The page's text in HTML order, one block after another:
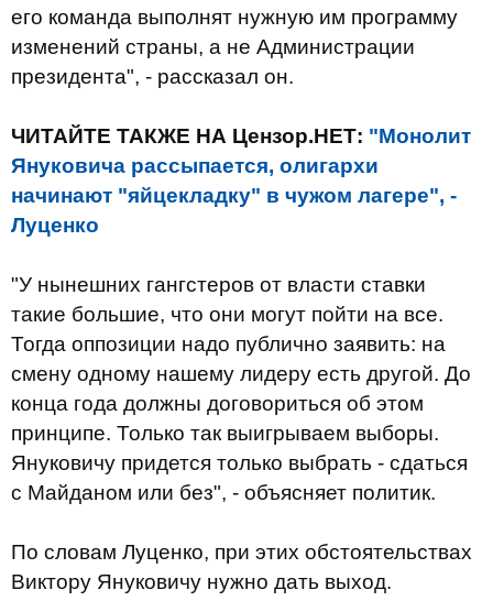
его команда выполнят нужную им программу
изменений страны, а не Администрации
президента", - рассказал он.
ЧИТАЙТЕ ТАКЖЕ НА Цензор.НЕТ: "Монолит
Януковича рассыпается, олигархи
начинают "яйцекладку" в чужом лагере", -
Луценко
"У нынешних гангстеров от власти ставки
такие большие, что они могут пойти на все.
Тогда оппозиции надо публично заявить: на
смену одному нашему лидеру есть другой. До
конца года должны договориться об этом
принципе. Только так выигрываем выборы.
Януковичу придется только выбрать - сдаться
с Майданом или без", - объясняет политик.
По словам Луценко, при этих обстоятельствах
Виктору Януковичу нужно дать выход.